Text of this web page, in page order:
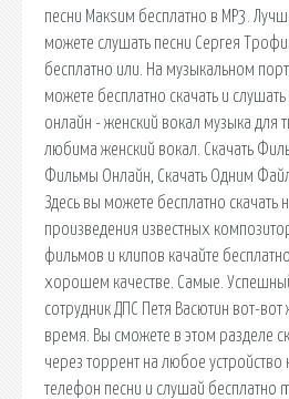
песни Макsим бесплатно в MP3.
можете слушать песни Сергея
бесплатно или. На музыкальном
можете бесплатно скачать и
онлайн - женский вокал музыка для
любима женский вокал. Скачать
Фильмы Онлайн, Скачать Одним
Здесь вы можете бесплатно скачать
произведения известных
фильмов и клипов качайте
хорошем качестве. Самые.
сотрудник ДПС Петя Васютин вот-
время. Вы сможете в этом разделе
через торрент на любое
телефон песни и слушай бесплатно